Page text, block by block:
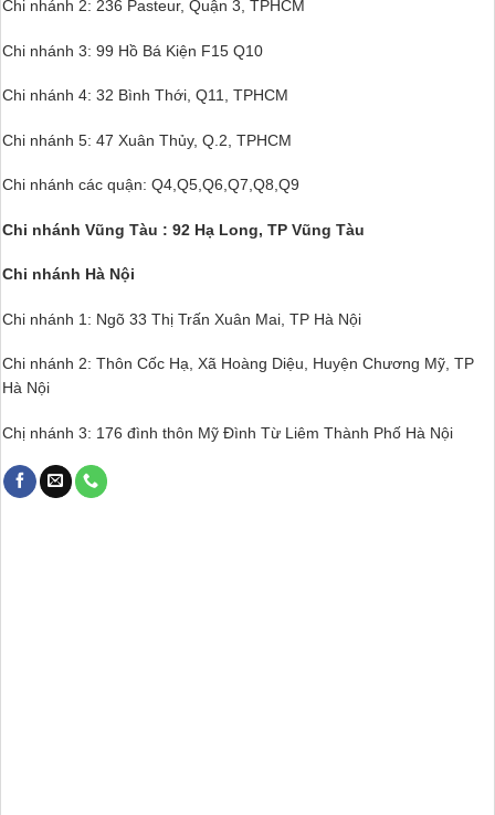
Chi nhánh 2: 236 Pasteur, Quận 3, TPHCM
Chi nhánh 3: 99 Hồ Bá Kiện F15 Q10
Chi nhánh 4: 32 Bình Thới, Q11, TPHCM
Chi nhánh 5: 47 Xuân Thủy, Q.2, TPHCM
Chi nhánh các quận: Q4,Q5,Q6,Q7,Q8,Q9
Chi nhánh Vũng Tàu : 92 Hạ Long, TP Vũng Tàu
Chi nhánh Hà Nội
Chi nhánh 1: Ngõ 33 Thị Trấn Xuân Mai, TP Hà Nội
Chi nhánh 2: Thôn Cốc Hạ, Xã Hoàng Diệu, Huyện Chương Mỹ, TP
Hà Nội
Chị nhánh 3: 176 đình thôn Mỹ Đình Từ Liêm Thành Phố Hà Nội